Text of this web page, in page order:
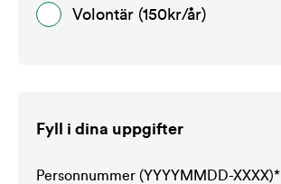
Volontär (150kr/år)
Fyll i dina uppgifter
Personnummer (YYYYMMDD-XXXX)*